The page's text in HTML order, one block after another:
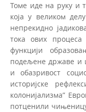
Томе иде на руку и
која у великом
непрекидно
тока ових процеса
функцији
подељене државе и
и обазривост
историјске
колонијализма”
потценили